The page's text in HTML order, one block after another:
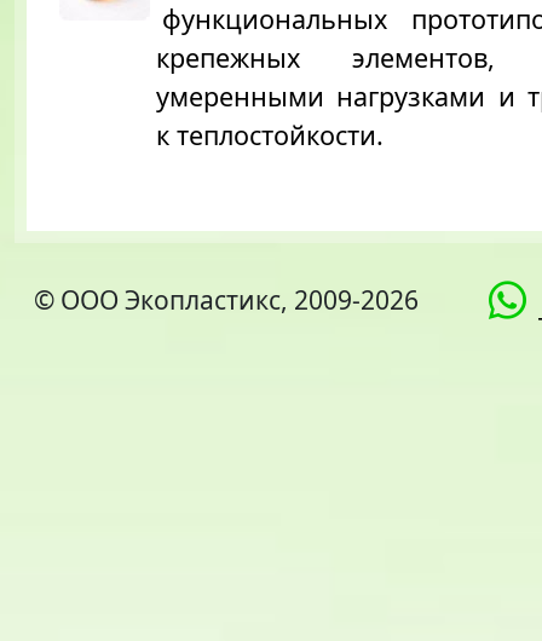
функциональных
крепежных
умеренными нагрузками и
к теплостойкости.
© ООО Экопластикс, 2009-2026